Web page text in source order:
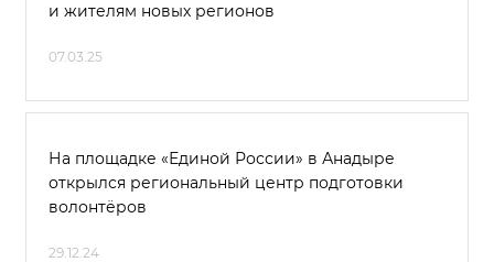
и жителям новых регионов
07.03.25
На площадке «Единой России» в Анадыре
открылся региональный центр подготовки
волонтёров
29.12.24